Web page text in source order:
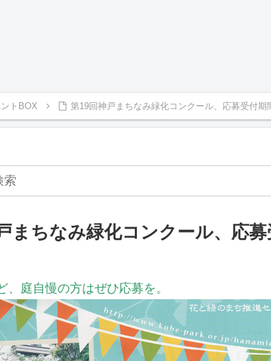
トBOX 第19回神戸まちなみ緑化コンクール、応募受付
まちなみ緑化コンクール、応
、庭自慢の方はぜひ応募を。